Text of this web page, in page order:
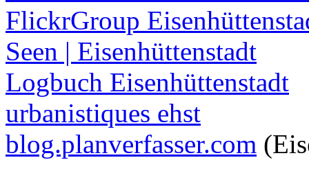
FlickrGroup
Seen | Eisenhüttenstadt
Logbuch Eisenhüttenstadt
urbanistiques ehst
blog.planverfasser.com